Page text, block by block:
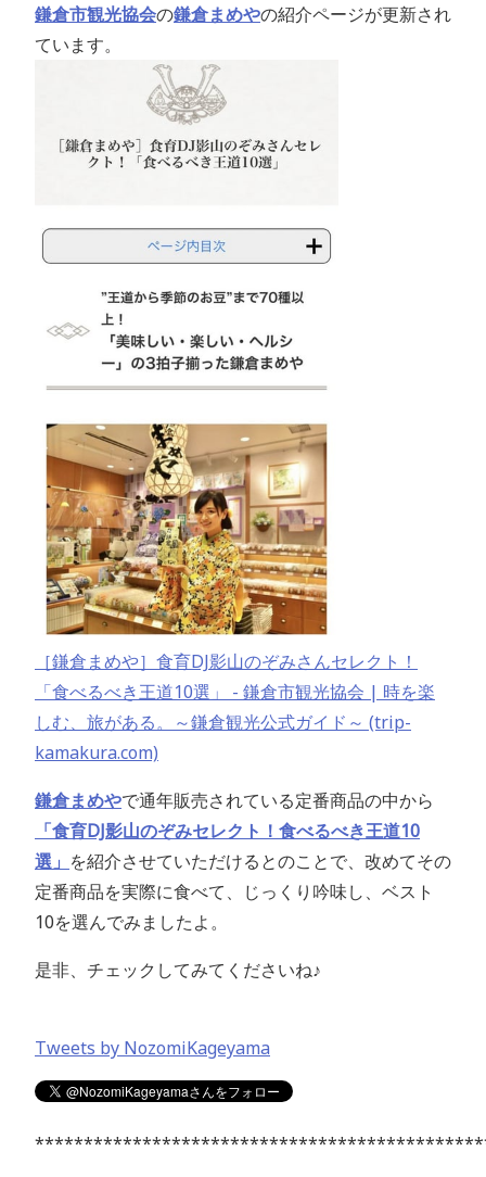
鎌倉市観光協会の鎌倉まめやの紹介ページが更新され
ています。
［鎌倉まめや］食育DJ影山のぞみさんセレクト！
「食べるべき王道10選」 - 鎌倉市観光協会 | 時を楽
しむ、旅がある。～鎌倉観光公式ガイド～ (trip-
kamakura.com)
鎌倉まめやで通年販売されている定番商品の中から
「食育DJ影山のぞみセレクト！食べるべき王道10
選」 を紹介させていただけるとのことで、改めてその
定番商品を実際に食べて、じっくり吟味し、ベスト
10を選んでみましたよ。
是非、チェックしてみてくださいね♪
Tweets by NozomiKageyama